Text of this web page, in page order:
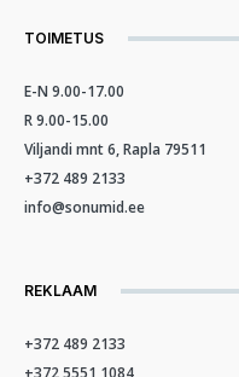
TOIMETUS
E-N 9.00-17.00
R 9.00-15.00
Viljandi mnt 6, Rapla 79511
+372 489 2133
info@sonumid.ee
REKLAAM
+372 489 2133